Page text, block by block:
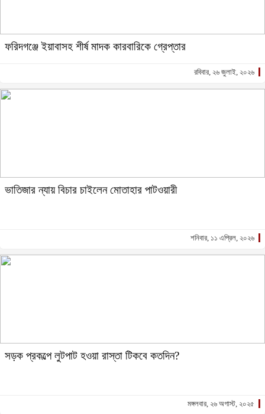
ফরিদগঞ্জে ইয়াবাসহ শীর্ষ মাদক কারবারিকে গ্রেপ্তার
রবিবার, ২৬ জুলাই, ২০২৬
ভাতিজার ন্যায় বিচার চাইলেন মোতাহার পাটওয়ারী
শনিবার, ১১ এপ্রিল, ২০২৬
সড়ক প্রকল্পে লুটপাট হওয়া রাস্তা টিকবে কতদিন?
মঙ্গলবার, ২৬ অগাস্ট, ২০২৫